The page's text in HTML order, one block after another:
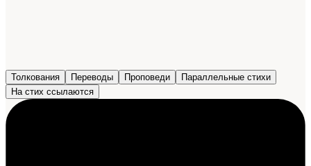
Толкования Переводы Проповеди
Параллельные стихи
На стих ссылаются